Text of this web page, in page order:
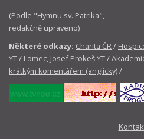
(Podle "Hymnu sv. Patrika",
redakčně upraveno)
Některé odkazy: Charita ČR/
YT/ Lomec, Josef Prokeš YT/
krátkým komentářem (anglicky)/